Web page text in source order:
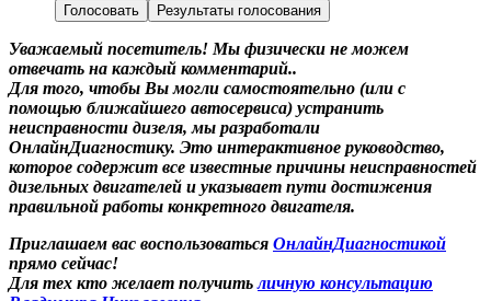
Голосовать Результаты голосования
Уважаемый посетитель! Мы физически не можем
отвечать на каждый комментарий..
Для того, чтобы Вы могли самостоятельно (или с
помощью ближайшего автосервиса) устранить
неисправности дизеля, мы разработали
ОнлайнДиагностику. Это интерактивное руководство,
которое содержит все известные причины неисправностей
дизельных двигателей и указывает пути достижения
правильной работы конкретного двигателя.
Приглашаем вас воспользоваться ОнлайнДиагностикой
прямо сейчас!
Для тех кто желает получитьличную консультацию